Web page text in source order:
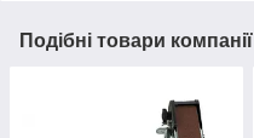
Подібні товари компанії